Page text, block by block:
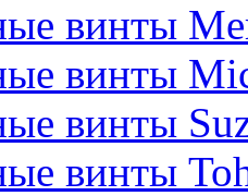
винты
винты
винты
винты